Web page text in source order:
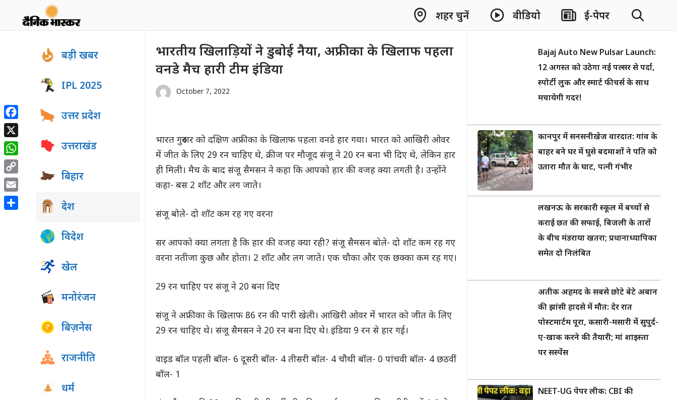
शहर चुनें वीडियो ई-पेपर
भारतीय खिलाड़ियों ने डुबोई नैया, अफ्रीका के खिलाफ पहला
वनडे मैच हारी टीम इंडिया
October 7, 2022
भारत गुरुवार को दक्षिण अफ्रीका के खिलाफ पहला वनडे हार गया। भारत को आखिरी ओवर
में जीत के लिए 29 रन चाहिए थे, क्रीज पर मौजूद संजू ने 20 रन बना भी दिए थे, लेकिन हार
ही मिली। मैच के बाद संजू सैमसन ने कहा कि आपको हार की वजह क्या लगती है। उन्होंने
कहा- बस 2 शॉट और लग जाते।
संजू बोले- दो शॉट कम रह गए वरना
सर आपको क्या लगता है कि हार की वजह क्या रही? संजू सैमसन बोले- दो शॉट कम रह गए
वरना नतीजा कुछ और होता। 2 शॉट और लग जाते। एक चौका और एक छक्का कम रह गए।
29 रन चाहिए पर संजू ने 20 बना दिए
संजू ने अफ्रीका के खिलाफ 86 रन की पारी खेली। आखिरी ओवर में भारत को जीत के लिए
29 रन चाहिए थे। संजू सैमसन ने 20 रन बना दिए थे। इंडिया 9 रन से हार गई।
वाइड बॉल पहली बॉल- 6 दूसरी बॉल- 4 तीसरी बॉल- 4 चौथी बॉल- 0 पांचवी बॉल- 4 छठवीं
बॉल- 1
बड़ी खबर
IPL 2025
उत्तर प्रदेश
उत्तराखंड
बिहार
देश
विदेश
खेल
मनोरंजन
बिज़नेस
राजनीति
धर्म
Bajaj Auto New Pulsar Launch:
12 अगस्त को उठेगा नई पल्सर से पर्दा,
स्पोर्टी लुक और स्मार्ट फीचर्स के साथ
मचायेगी गदर!
कानपुर में सनसनीखेज वारदात: गांव के
बाहर बने घर में घुसे बदमाशों ने पति को
उतारा मौत के घाट, पत्नी गंभीर
लखनऊ के सरकारी स्कूल में बच्चों से
कराई छत की सफाई, बिजली के तारों
के बीच मंडराया खतरा; प्रधानाध्यापिका
समेत दो निलंबित
अतीक अहमद के सबसे छोटे बेटे अबान
की झांसी हादसे में मौत: देर रात
पोस्टमार्टम पूरा, कसारी-मसारी में सुपुर्द-
ए-खाक करने की तैयारी; मां शाइस्ता
पर सस्पेंस
NEET-UG पेपर लीक: CBI की
Facebook
X
WhatsApp
Copy
Link
Email